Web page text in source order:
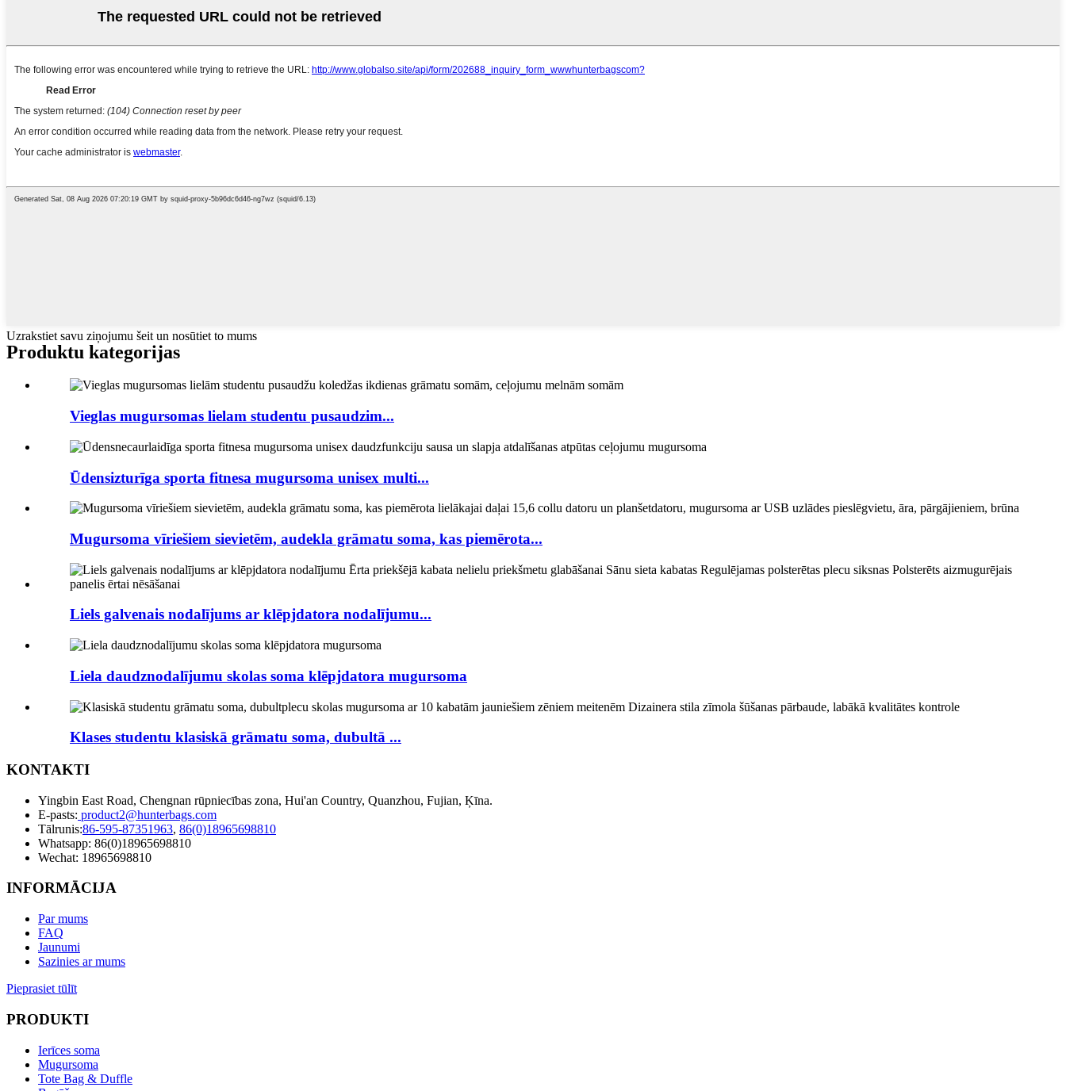
Uzrakstiet savu ziņojumu šeit un nosūtiet to mums
Produktu kategorijas
Vieglas mugursomas lielam studentu pusaudzim...
Ūdensizturīga sporta fitnesa mugursoma unisex multi...
Mugursoma vīriešiem sievietēm, audekla grāmatu soma, kas piemērota...
Liels galvenais nodalījums ar klēpjdatora nodalījumu...
Liela daudznodalījumu skolas soma klēpjdatora mugursoma
Klases studentu klasiskā grāmatu soma, dubultā ...
KONTAKTI
Yingbin East Road, Chengnan rūpniecības zona, Hui'an Country, Quanzhou, Fujian, Ķīna.
E-pasts: product2@hunterbags.com
Tālrunis:86-595-87351963, 86(0)18965698810
Whatsapp: 86(0)18965698810
Wechat: 18965698810
INFORMĀCIJA
Par mums
FAQ
Jaunumi
Sazinies ar mums
Pieprasiet tūlīt
PRODUKTI
Ierīces soma
Mugursoma
Tote Bag & Duffle